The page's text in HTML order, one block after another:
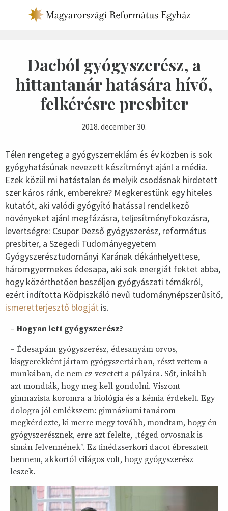
Dacból gyógyszerész, a
hittantanár hatására hívő,
felkérésre presbiter
2018. december 30.
Télen rengeteg a gyógyszerreklám és év közben is sok
gyógyhatásúnak nevezett készítményt ajánl a média.
Ezek közül mi hatástalan és melyik csodásnak hirdetett
szer káros ránk, emberekre? Megkerestünk egy hiteles
kutatót, aki valódi gyógyító hatással rendelkező
növényeket ajánl megfázásra, teljesítményfokozásra,
levertségre: Csupor Dezső gyógyszerész, református
presbiter, a Szegedi Tudományegyetem
Gyógyszerésztudományi Karának dékánhelyettese,
háromgyermekes édesapa, aki sok energiát fektet abba,
hogy közérthetően beszéljen gyógyászati témákról,
ezért indította Ködpiszkáló nevű tudománynépszerűsítő,
ismeretterjesztő blogját is.
– Hogyan lett gyógyszerész?
– Édesapám gyógyszerész, édesanyám orvos,
kisgyerekként jártam gyógyszertárban, részt vettem a
munkában, de nem ez vezetett a pályára. Sőt, inkább
azt mondták, hogy meg kell gondolni. Viszont
gimnazista koromra a biológia és a kémia érdekelt. Egy
dologra jól emlékszem: gimnáziumi tanárom
megkérdezte, ki merre megy tovább, mondtam, hogy én
gyógyszerésznek, erre azt felelte, „téged orvosnak is
simán felvennének”. Ez tinédzserkori dacot ébresztett
bennem, akkortól világos volt, hogy gyógyszerész
leszek.